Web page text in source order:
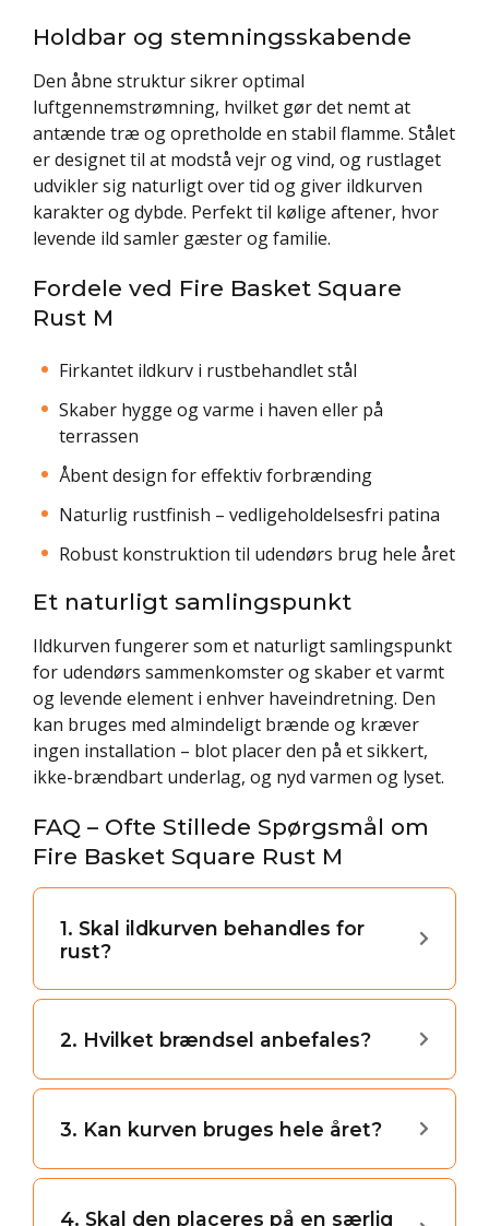
Holdbar og stemningsskabende
Den åbne struktur sikrer optimal
luftgennemstrømning, hvilket gør det nemt at
antænde træ og opretholde en stabil flamme. Stålet
er designet til at modstå vejr og vind, og rustlaget
udvikler sig naturligt over tid og giver ildkurven
karakter og dybde. Perfekt til kølige aftener, hvor
levende ild samler gæster og familie.
Fordele ved Fire Basket Square
Rust M
Firkantet ildkurv i rustbehandlet stål
Skaber hygge og varme i haven eller på
terrassen
Åbent design for effektiv forbrænding
Naturlig rustfinish – vedligeholdelsesfri patina
Robust konstruktion til udendørs brug hele året
Et naturligt samlingspunkt
Ildkurven fungerer som et naturligt samlingspunkt
for udendørs sammenkomster og skaber et varmt
og levende element i enhver haveindretning. Den
kan bruges med almindeligt brænde og kræver
ingen installation – blot placer den på et sikkert,
ikke-brændbart underlag, og nyd varmen og lyset.
FAQ – Ofte Stillede Spørgsmål om
Fire Basket Square Rust M
1. Skal ildkurven behandles for
rust?
2. Hvilket brændsel anbefales?
3. Kan kurven bruges hele året?
4. Skal den placeres på en særlig